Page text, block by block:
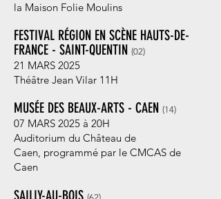
la Maison Folie Moulins
FESTIVAL RÉGION EN SCÈNE HAUTS-DE-
FRANCE - SAINT-QUENTIN (02)
21 MARS 2025
Théâtre Jean Vilar 11H
MUSÉE DES BEAUX-ARTS - CAEN (14)
07 MARS 2025 à 20H
Auditorium du Château de
Caen, programmé par le CMCAS de
Caen
SAILLY-AU-BOIS